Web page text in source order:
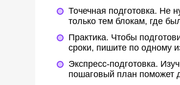
Точечная подготовка. Не
только тем блокам, где
Практика. Чтобы
сроки, пишите по одному
Экспресс-подготовка.
пошаговый план поможет